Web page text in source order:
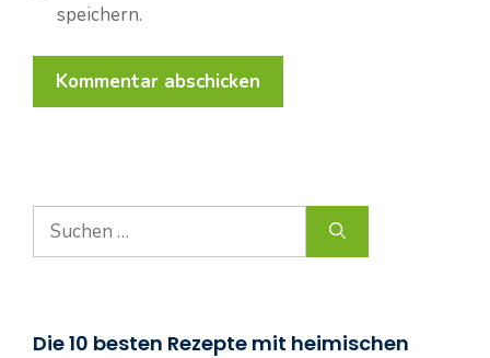
speichern.
Suche
nach:
Die 10 besten Rezepte mit heimischen